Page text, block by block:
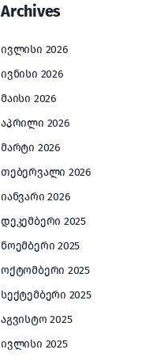
Archives
ივლისი 2026
ივნისი 2026
მაისი 2026
აპრილი 2026
მარტი 2026
თებერვალი 2026
იანვარი 2026
დეკემბერი 2025
ნოემბერი 2025
ოქტომბერი 2025
სექტემბერი 2025
აგვისტო 2025
ივლისი 2025